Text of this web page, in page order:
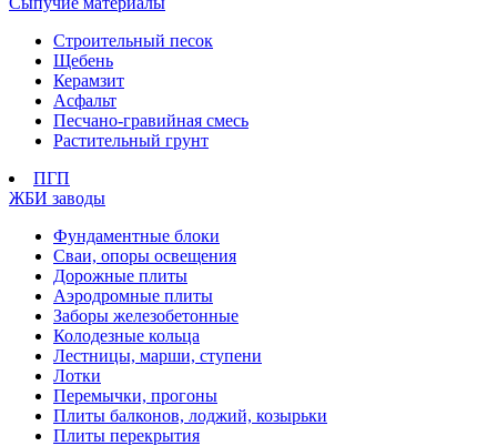
Строительный песок
Щебень
Керамзит
Асфальт
Песчано-гравийная смесь
Растительный грунт
ПГП
ЖБИ заводы
Фундаментные блоки
Сваи, опоры освещения
Дорожные плиты
Аэродромные плиты
Заборы железобетонные
Колодезные кольца
Лестницы, марши, ступени
Лотки
Перемычки, прогоны
Плиты балконов, лоджий, козырьки
Плиты перекрытия